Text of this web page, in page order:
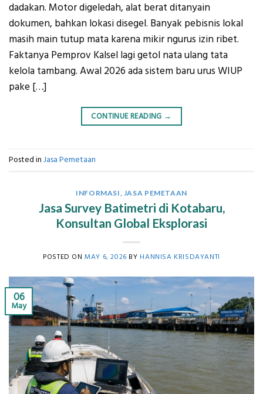
dadakan. Motor digeledah, alat berat ditanyain
dokumen, bahkan lokasi disegel. Banyak pebisnis lokal
masih main tutup mata karena mikir ngurus izin ribet.
Faktanya Pemprov Kalsel lagi getol nata ulang tata
kelola tambang. Awal 2026 ada sistem baru urus WIUP
pake […]
CONTINUE READING →
Posted in Jasa Pemetaan
INFORMASI, JASA PEMETAAN
Jasa Survey Batimetri di Kotabaru,
Konsultan Global Eksplorasi
POSTED ONMAY 6, 2026 BY HANNISA KRISDAYANTI
06
May